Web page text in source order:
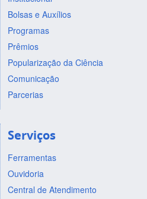
Bolsas e Auxílios
Programas
Prêmios
Popularização da Ciência
Comunicação
Parcerias
Serviços
Ferramentas
Ouvidoria
Central de Atendimento